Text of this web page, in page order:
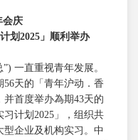
会庆
划2025 」顺利举办
一直重视青年发展。
天的「青年沪动．香
并首度举办為期43天的
习计划2025」，组织共
型企业及机构实习。中